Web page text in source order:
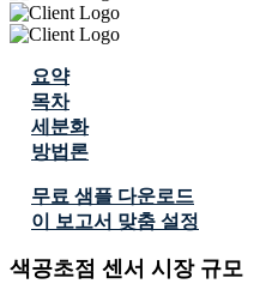
요약
목차
세분화
방법론
무료 샘플 다운로드
이 보고서 맞춤 설정
색공초점 센서 시장 규모